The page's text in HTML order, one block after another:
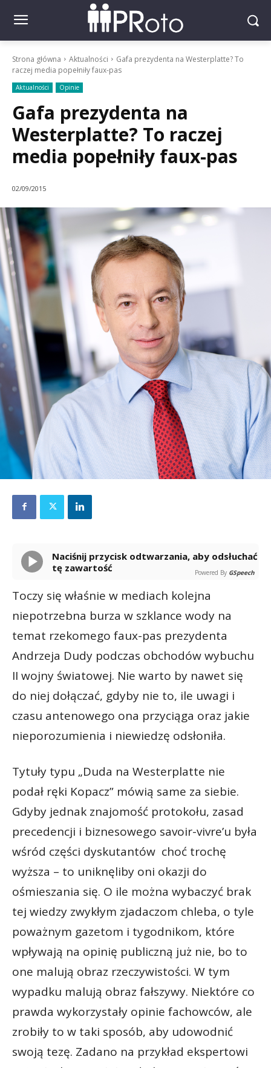
Strona główna Aktualności
Gafa prezydenta na Westerplatte? To
raczej media popełniły faux-pas
Aktualności Opinie
Gafa prezydenta na
Westerplatte? To raczej
media popełniły faux-pas
02/09/2015
Naciśnij przycisk odtwarzania, aby odsłuchać
tę zawartość
Powered By GSpeech
Toczy się właśnie w mediach kolejna
niepotrzebna burza w szklance wody na
temat rzekomego faux-pas prezydenta
Andrzeja Dudy podczas obchodów wybuchu
II wojny światowej. Nie warto by nawet się
do niej dołączać, gdyby nie to, ile uwagi i
czasu antenowego ona przyciąga oraz jakie
nieporozumienia i niewiedzę odsłoniła.
Tytuły typu „Duda na Westerplatte nie
podał ręki Kopacz” mówią same za siebie.
Gdyby jednak znajomość protokołu, zasad
precedencji i biznesowego savoir-vivre’u była
wśród części dyskutantów choć trochę
wyższa – to uniknęliby oni okazji do
ośmieszania się. O ile można wybaczyć brak
tej wiedzy zwykłym zjadaczom chleba, o tyle
poważnym gazetom i tygodnikom, które
wpływają na opinię publiczną już nie, bo to
one malują obraz rzeczywistości. W tym
wypadku malują obraz fałszywy. Niektóre co
prawda wykorzystały opinie fachowców, ale
zrobiły to w taki sposób, aby udowodnić
swoją tezę. Zadano na przykład ekspertowi